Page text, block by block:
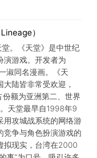
）
。《天堂》是中世纪
演游戏。开发者为
淑同名漫画。《天
陆皆非常受欢迎，
额为亚洲第二、世界
天堂最早自1998年9
用攻城战系统的网络游
竞争与角色扮演游戏的
拟现实，台湾在2000